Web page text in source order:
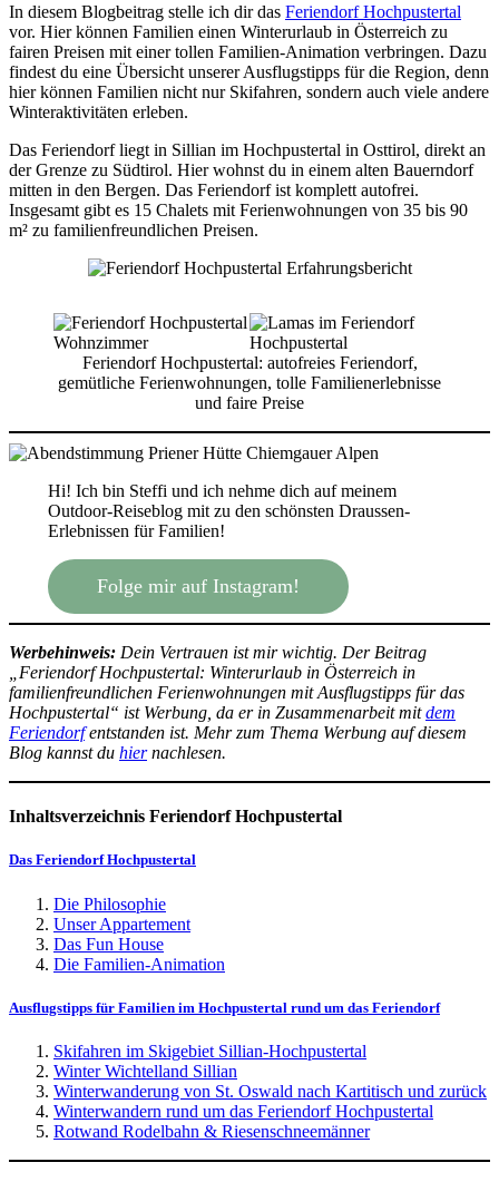
In diesem Blogbeitrag stelle ich dir das Feriendorf Hochpustertal
vor. Hier können Familien einen Winterurlaub in Österreich zu
fairen Preisen mit einer tollen Familien-Animation verbringen. Dazu
findest du eine Übersicht unserer Ausflugstipps für die Region, denn
hier können Familien nicht nur Skifahren, sondern auch viele andere
Winteraktivitäten erleben.
Das Feriendorf liegt in Sillian im Hochpustertal in Osttirol, direkt an
der Grenze zu Südtirol. Hier wohnst du in einem alten Bauerndorf
mitten in den Bergen. Das Feriendorf ist komplett autofrei.
Insgesamt gibt es 15 Chalets mit Ferienwohnungen von 35 bis 90
m² zu familienfreundlichen Preisen.
Feriendorf Hochpustertal: autofreies Feriendorf,
gemütliche Ferienwohnungen, tolle Familienerlebnisse
und faire Preise
Hi! Ich bin Steffi und ich nehme dich auf meinem
Outdoor-Reiseblog mit zu den schönsten Draussen-
Erlebnissen für Familien!
Folge mir auf Instagram!
Werbehinweis: Dein Vertrauen ist mir wichtig. Der Beitrag
„Feriendorf Hochpustertal: Winterurlaub in Österreich in
familienfreundlichen Ferienwohnungen mit Ausflugstipps für das
Hochpustertal“ ist Werbung, da er in Zusammenarbeit mitdem
Feriendorfentstanden ist. Mehr zum Thema Werbung auf diesem
Blog kannst du hiernachlesen.
Inhaltsverzeichnis Feriendorf Hochpustertal
Das Feriendorf Hochpustertal
Die Philosophie
Unser Appartement
Das Fun House
Die Familien-Animation
Ausflugstipps für Familien im Hochpustertal rund um das Feriendorf
Skifahren im Skigebiet Sillian-Hochpustertal
Winter Wichtelland Sillian
Winterwanderung von St. Oswald nach Kartitisch und zurück
Winterwandern rund um das Feriendorf Hochpustertal
Rotwand Rodelbahn & Riesenschneemänner